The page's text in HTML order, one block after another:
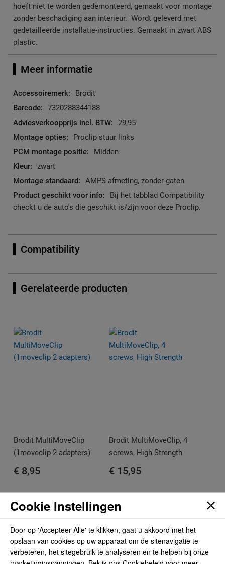
hoeft niet te worden gedemonteerd, gemaakt voor montage
zonder beschadiging aan interieur. Wordt geleverd met
gedetailleerde installatie-instructies. Gemaakt in zwart ABS
plastic.
Meer informatie
Meer
informatie
Brodit
7320288344188
29,95
Proclip stuur links
Midden
zwart
AMPS afmeting, zonder gaten
Bij het tabblad Compatibility
checkt u de auto's die geschikt is/zijn voor deze Proclip.
Compatibility
Gerelateerde producten
Brodit MultiMoveClip
(1moveclip 2 adapters)
€ 8,95
Brodit MultiMoveClip, 4
screws, High Strength
€ 15,95
Cookie Instellingen
Door op 'Accepteer Alle' te klikken, gaat u akkoord met het
opslaan van cookies op uw apparaat om de sitenavigatie te
verbeteren, het sitegebruik te analyseren en te helpen bij onze